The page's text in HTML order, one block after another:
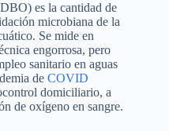
es la cantidad de
microbiana de la
Se mide en
engorrosa, pero
sanitario en aguas
de COVID
domiciliario, a
de oxígeno en sangre.